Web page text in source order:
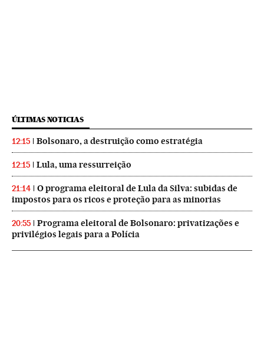
ÚLTIMAS NOTICIAS
12:15 Bolsonaro, a destruição como estratégia
12:15 Lula, uma ressurreição
21:14
O programa eleitoral de Lula da Silva: subidas de
impostos para os ricos e proteção para as minorias
20:55
Programa eleitoral de Bolsonaro: privatizações e
privilégios legais para a Polícia